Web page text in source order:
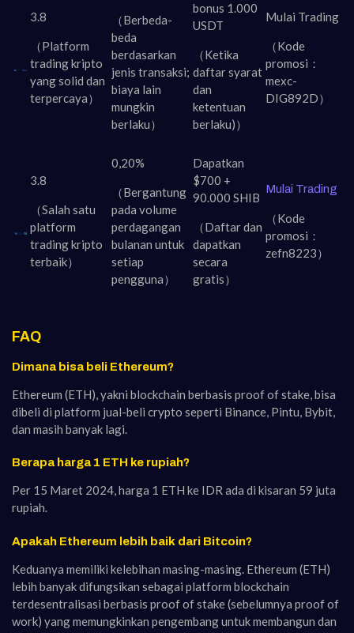
3.8
（Platform
trading kripto
yang solid dan
terpercaya）
（Berbeda-
beda
berdasarkan
jenis transaksi;
biaya lain
mungkin
berlaku）
bonus 1.000
USDT
（Ketika
daftar syarat
dan
ketentuan
berlaku)）
Mulai Trading
（Kode
promosi：
mexc-
DIG892D）
3.8
（Salah satu
platform
trading kripto
terbaik）
0,20%
（Bergantung
pada volume
perdagangan
bulanan untuk
setiap
pengguna）
Dapatkan
$700 +
90.000 SHIB
（Daftar dan
dapatkan
secara
gratis）
Mulai Trading
（Kode
promosi：
zefn8223）
FAQ
Dimana bisa beli Ethereum?
Ethereum (ETH), yakni blockchain berbasis proof of stake, bisa
dibeli di platform jual-beli crypto seperti Binance, Pintu, Bybit,
dan masih banyak lagi.
Berapa harga 1 ETH ke rupiah?
Per 15 Maret 2024, harga 1 ETH ke IDR ada di kisaran 59 juta
rupiah.
Apakah Ethereum lebih baik dari Bitcoin?
Keduanya memiliki kelebihan masing-masing. Ethereum (ETH)
lebih banyak difungsikan sebagai platform blockchain
terdesentralisasi berbasis proof of stake (sebelumnya proof of
work) yang memungkinkan pengembang untuk membangun dan